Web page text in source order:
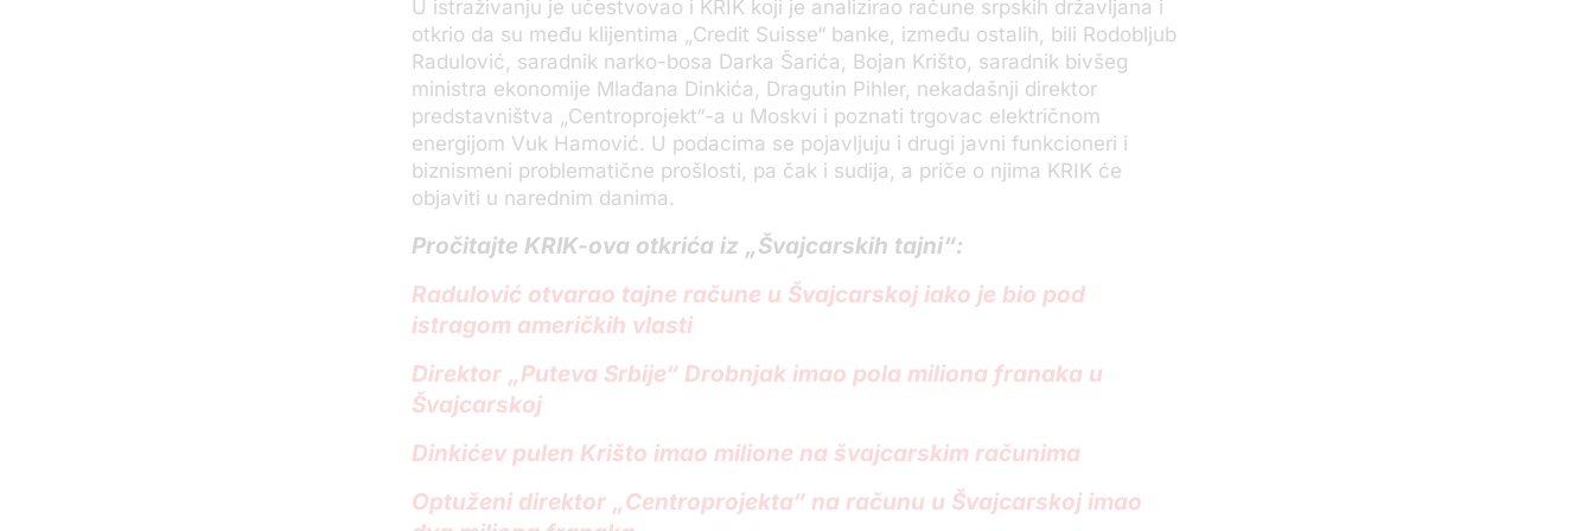
U istraživanju je učestvovao i KRIK koji je analizirao račune srpskih državljana i
otkrio da su među klijentima „Credit Suisse“ banke, između ostalih, bili Rodobljub
Radulović, saradnik narko-bosa Darka Šarića, Bojan Krišto, saradnik bivšeg
ministra ekonomije Mlađana Dinkića, Dragutin Pihler, nekadašnji direktor
predstavništva „Centroprojekt“-a u Moskvi i poznati trgovac električnom
energijom Vuk Hamović. U podacima se pojavljuju i drugi javni funkcioneri i
biznismeni problematične prošlosti, pa čak i sudija, a priče o njima KRIK će
objaviti u narednim danima.
Pročitajte KRIK-ova otkrića iz „Švajcarskih tajni“:
Radulović otvarao tajne račune u Švajcarskoj iako je bio pod
istragom američkih vlasti
Direktor „Puteva Srbije“ Drobnjak imao pola miliona franaka u
Švajcarskoj
Dinkićev pulen Krišto imao milione na švajcarskim računima
Optuženi direktor „Centroprojekta“ na računu u Švajcarskoj imao